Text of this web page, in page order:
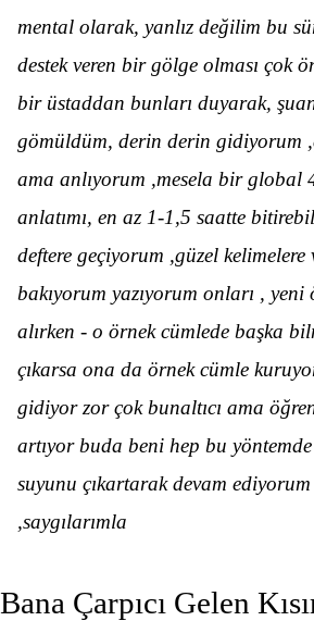
mental olarak, yanlız değilim bu
destek veren bir gölge olması çok
bir üstaddan bunları duyarak,
gömüldüm, derin derin gidiyorum
ama anlıyorum ,mesela bir global
anlatımı, en az 1-1,5 saatte
deftere geçiyorum ,güzel
bakıyorum yazıyorum onları ,
alırken - o örnek cümlede başka
çıkarsa ona da örnek cümle
gidiyor zor çok bunaltıcı ama
artıyor buda beni hep bu
suyunu çıkartarak devam
,saygılarımla
Bana Çarpıcı Gelen